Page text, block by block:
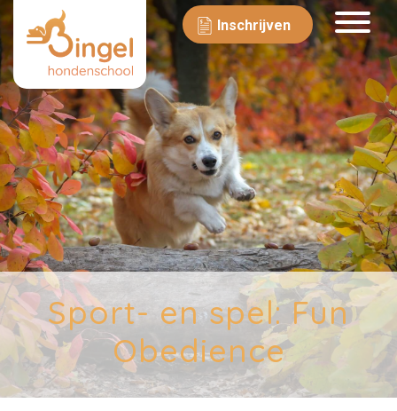
Inschrijven
Sport- en spel: Fun
Obedience